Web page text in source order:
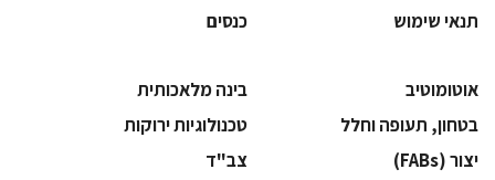
תנאי שימוש
כנסים
אוטומוטיב
בינה מלאכותית
בטחון, תעופה וחלל
‫טכנולוגיות ירוקות‬
‫יצור (‪(FABs‬‬
‫צב"ד‬